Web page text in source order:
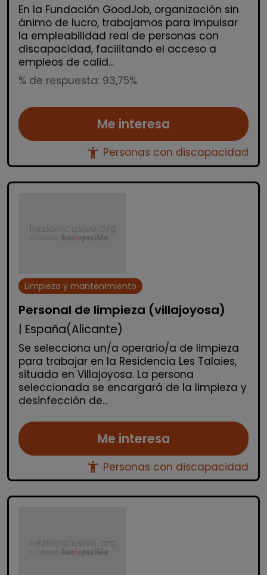
En la Fundación GoodJob, organización sin
ánimo de lucro, trabajamos para impulsar
la empleabilidad real de personas con
discapacidad, facilitando el acceso a
empleos de calid...
% de respuesta: 93,75%
Me interesa
accessibility_new Personas con discapacidad
Limpieza y mantenimiento
Personal de limpieza (villajoyosa)
| España(Alicante)
Se selecciona un/a operario/a de limpieza
para trabajar en la Residencia Les Talaies,
situada en Villajoyosa. La persona
seleccionada se encargará de la limpieza y
desinfección de...
Me interesa
accessibility_new Personas con discapacidad